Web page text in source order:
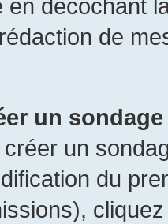
en décochant
de
un
un
du